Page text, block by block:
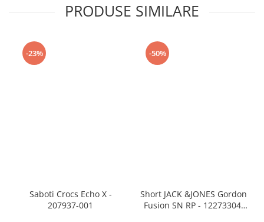
PRODUSE SIMILARE
-23%
Saboti Crocs Echo X -
207937-001
-50%
Short JACK &JONES Gordon
Fusion SN RP - 12273304-